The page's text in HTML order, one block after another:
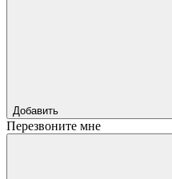
Добавить
Перезвоните мне